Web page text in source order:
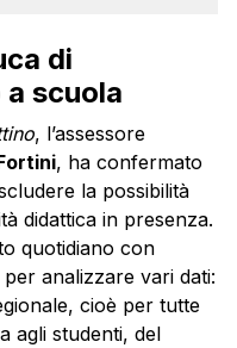
di
scuola
, l’assessore
, ha confermato
la possibilità
didattica in presenza.
quotidiano con
per analizzare vari dati:
cioè per tutte
agli studenti, del